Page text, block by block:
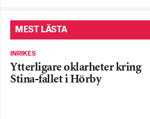
MEST LÄSTA
INRIKES
Ytterligare oklarheter kring
Stina-fallet i Hörby